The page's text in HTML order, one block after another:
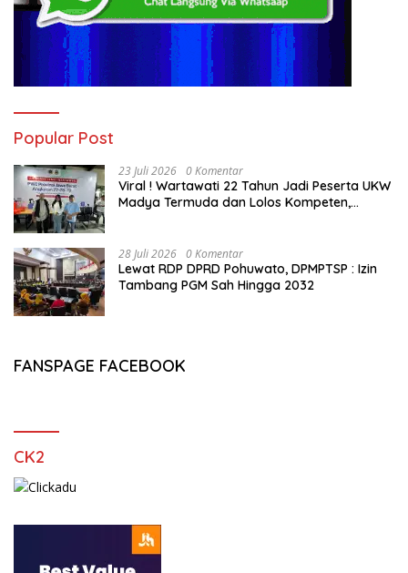
Popular Post
23 Juli 2026 0 Komentar
Viral ! Wartawati 22 Tahun Jadi Peserta UKW
Madya Termuda dan Lolos Kompeten,
28 Juli 2026 0 Komentar
Lewat RDP DPRD Pohuwato, DPMPTSP : Izin
Tambang PGM Sah Hingga 2032
FANSPAGE FACEBOOK
CK2